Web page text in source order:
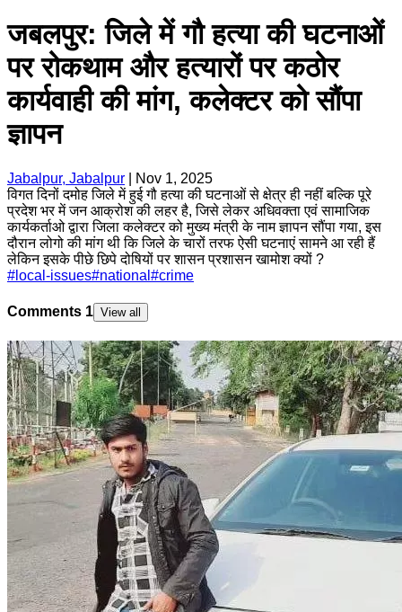
जबलपुर: जिले में गौ हत्या की घटनाओं
पर रोकथाम और हत्यारों पर कठोर
कार्यवाही की मांग, कलेक्टर को सौंपा
ज्ञापन
Jabalpur, Jabalpur
Nov 1, 2025
विगत दिनों दमोह जिले में हुई गौ हत्या की घटनाओं से क्षेत्र ही नहीं बल्कि पूरे
प्रदेश भर में जन आक्रोश की लहर है, जिसे लेकर अधिवक्ता एवं सामाजिक
कार्यकर्ताओ द्वारा जिला कलेक्टर को मुख्य मंत्री के नाम ज्ञापन सौंपा गया, इस
दौरान लोगो की मांग थी कि जिले के चारों तरफ ऐसी घटनाएं सामने आ रही हैं
लेकिन इसके पीछे छिपे दोषियों पर शासन प्रशासन खामोश क्यों ?
# local-issues#national #crime
Comments 1 View all